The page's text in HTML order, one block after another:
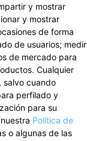
y mostrar
y mostrar
de forma
de usuarios; medir
de mercado para
Cualquier
salvo cuando
perfilado y
para su
Política de
o algunas de las